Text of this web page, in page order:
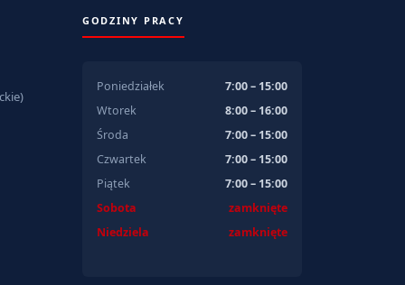
GODZINY PRACY
Poniedziałek
7:00 – 15:00
Wtorek
8:00 – 16:00
Środa
7:00 – 15:00
Czwartek
7:00 – 15:00
Piątek
7:00 – 15:00
Sobota
zamknięte
Niedziela
zamknięte